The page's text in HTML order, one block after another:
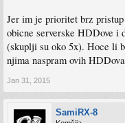
Jer im je prioritet brz
obicne serverske HDDove i
(skuplji su oko 5x). Hoce li
njima naspram ovih
Jan 31, 2015
SamiRX-8